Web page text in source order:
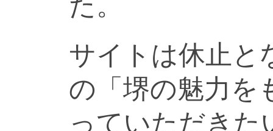
サイトは休止と
の「堺の魅力を
っていただきた